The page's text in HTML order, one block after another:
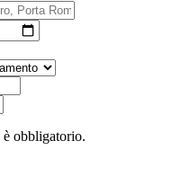
obbligatorio.